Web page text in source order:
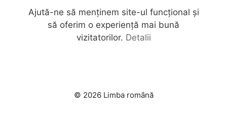
Ajută-ne să menținem site-ul funcțional și
să oferim o experiență mai bună
vizitatorilor. Detalii
© 2026 Limba română